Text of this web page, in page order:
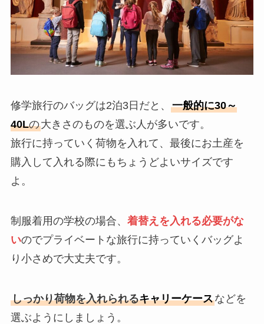
修学旅行のバッグは2泊3日だと、 一般的に30～
40Lの大きさのものを選ぶ人が多いです。
旅行に持っていく荷物を入れて、最後にお土産を
購入して入れる際にもちょうどよいサイズです
よ。
制服着用の学校の場合、 着替えを入れる必要がな
いのでプライベートな旅行に持っていくバッグよ
り小さめで大丈夫です。
しっかり荷物を入れられるキャリーケースなどを
選ぶようにしましょう。